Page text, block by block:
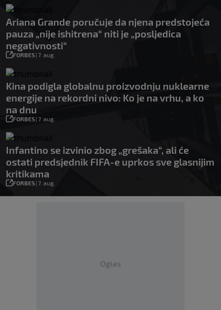
Ariana Grande poručuje da njena predstojeća
pauza „nije ishitrena“ niti je „posljedica
negativnosti“
FORBES| 7. aug.
Kina podigla globalnu proizvodnju nuklearne
energije na rekordni nivo: Ko je na vrhu, a ko
na dnu
FORBES| 7. aug.
Infantino se izvinio zbog „grešaka“, ali će
ostati predsjednik FIFA-e uprkos sve glasnijim
kritikama
FORBES| 7. aug.
Oglas